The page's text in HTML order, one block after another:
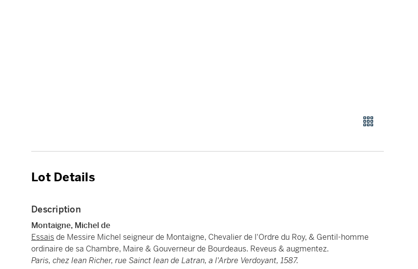
Lot Details
Description
Montaigne, Michel de
Essaisde Messire Michel seigneur de Montaigne, Chevalier de l'Ordre du Roy, & Gentil-homme
ordinaire de sa Chambre, Maire & Gouverneur de Bourdeaus. Reveus & augmentez.
Paris, chez Iean Richer, rue Sainct Iean de Latran, a l'Arbre Verdoyant, 1587.